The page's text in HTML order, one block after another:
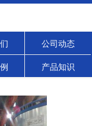
公司动态
产品知识